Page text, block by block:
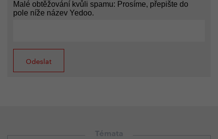
Malé obtěžování kvůli spamu: Prosíme, přepište do
pole níže název Yedoo.
Témata